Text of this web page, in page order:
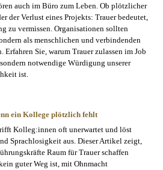
auch im Büro zum Leben. Ob plötzlicher
der Verlust eines Projekts: Trauer bedeutet,
zu vermissen. Organisationen sollten
als menschlichen und verbindenden
Erfahren Sie, warum Trauer zulassen im Job
notwendige Würdigung unserer
ist.
ein Kollege plötzlich fehlt
Kolleg:innen oft unerwartet und löst
Sprachlosigkeit aus. Dieser Artikel zeigt,
Raum für Trauer schaffen
guter Weg ist, mit Ohnmacht